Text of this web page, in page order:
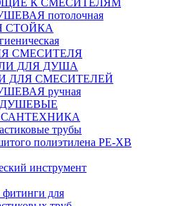
К СМЕСИТЕЛЯМ
потолочная
СТОЙКА
СМЕСИТЕЛЯ
ДЛЯ ДУША
ДЛЯ СМЕСИТЕЛЕЙ
ручная
трубы
полиэтилена PE-XB
инструмент
для